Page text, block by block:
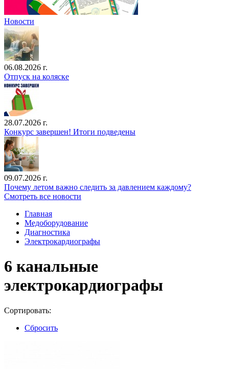
Новости
06.08.2026 г.
Отпуск на коляске
28.07.2026 г.
Конкурс завершен! Итоги подведены
09.07.2026 г.
Почему летом важно следить за давлением каждому?
Смотреть все новости
Главная
Медоборудование
Диагностика
Электрокардиографы
6 канальные
электрокардиографы
Сортировать:
Сбросить